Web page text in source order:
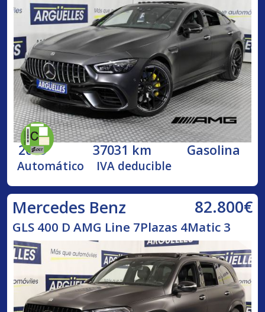
2019 37031 km Gasolina
Automático IVA deducible
Mercedes Benz 82.800€
GLS 400 D AMG Line 7Plazas 4Matic 3